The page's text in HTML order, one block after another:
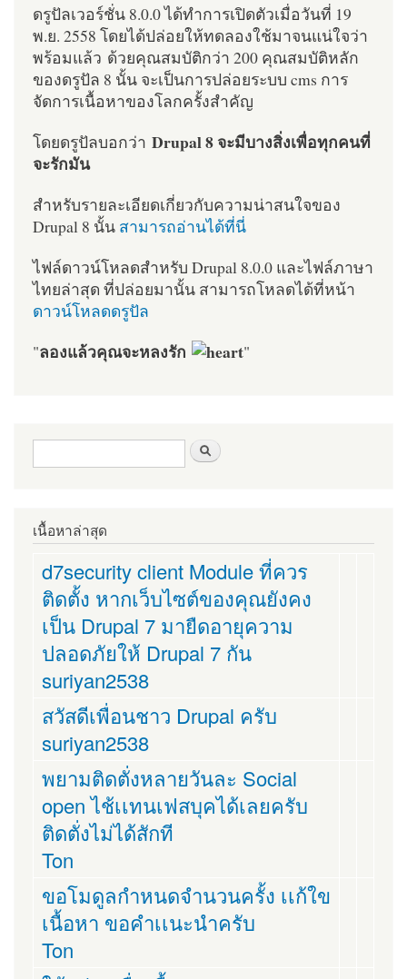
ดรูปัลเวอร์ชั่น 8.0.0 ได้ทำการเปิดตัวเมื่อวันที่ 19
พ.ย. 2558 โดยได้ปล่อยให้ทดลองใช้มาจนแน่ใจว่า
พร้อมแล้ว ด้วยคุณสมบัติกว่า 200 คุณสมบัติหลัก
ของดรูปัล 8 นั้น จะเป็นการปล่อยระบบ cms การ
จัดการเนื้อหาของโลกครั้งสำคัญ
โดยดรูปัลบอกว่า Drupal 8 จะมีบางสิ่งเพื่อทุกคนที่
จะรักมัน
สำหรับรายละเอียดเกี่ยวกับความน่าสนใจของ
Drupal 8 นั้น สามารถอ่านได้ที่นี่
ไฟล์ดาวน์โหลดสำหรับ Drupal 8.0.0 และไฟล์ภาษา
ไทยล่าสุด ที่ปล่อยมานั้น สามารถโหลดได้ที่หน้า
ดาวน์โหลดดรูปัล
"ลองแล้วคุณจะหลงรัก "
ฟอร์มค้นหา
เนื้อหาล่าสุด
d7security client Module ที่ควร
ติดตั้ง หากเว็บไซต์ของคุณยังคง
เป็น Drupal 7 มายืดอายุความ
ปลอดภัยให้ Drupal 7 กัน
suriyan2538
สวัสดีเพื่อนชาว Drupal ครับ
suriyan2538
พยามติดตั่งหลายวันละ Social
open ไช้เเทนเฟสบุคได้เลยครับ
ติดตั่งไม่ได้สักที
Ton
ขอโมดูลกำหนดจำนวนครั้ง เเก้ใข
เนื้อหา ขอคำเเนะนำครับ
Ton